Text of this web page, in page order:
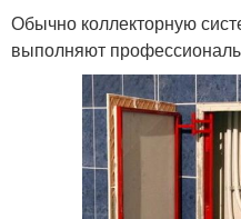
Обычно коллекторную
выполняют